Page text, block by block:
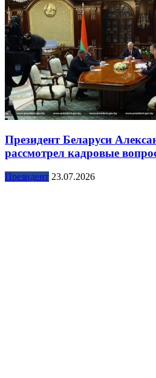
Президент Беларуси
рассмотрел кадровые
Президент 23.07.2026